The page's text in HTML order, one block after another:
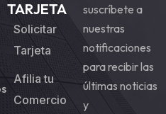
TARJETA
Solicitar
Tarjeta
Afilia tu
Comercio
suscríbete a
nuestras
notificaciones
para recibir las
últimas noticias
y